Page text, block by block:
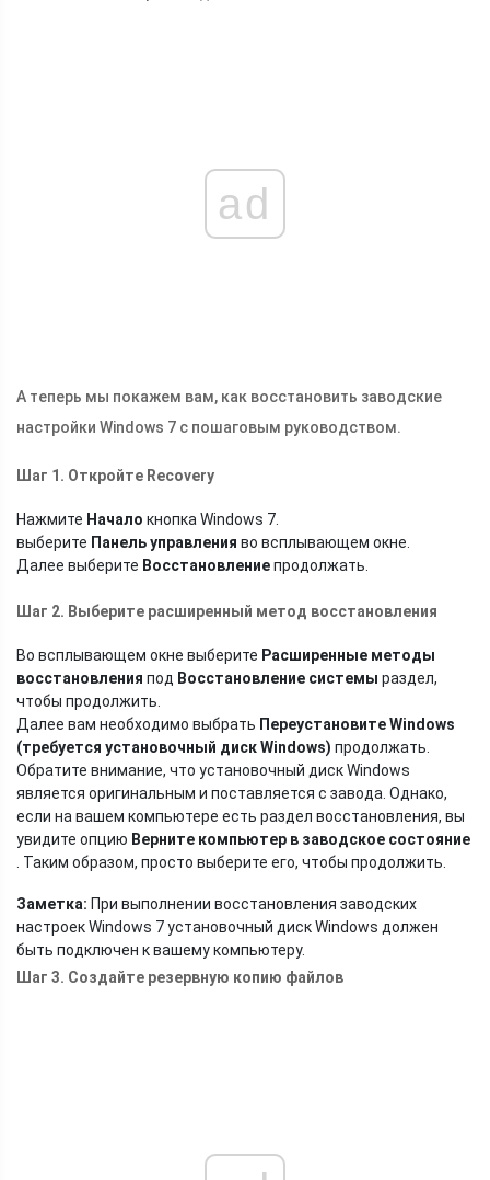
ad
А теперь мы покажем вам, как восстановить заводские
настройки Windows 7 с пошаговым руководством.
Шаг 1. Откройте Recovery
Нажмите Начало кнопка Windows 7.
выберите Панель управления во всплывающем окне.
Далее выберите Восстановлениепродолжать.
Шаг 2. Выберите расширенный метод восстановления
Во всплывающем окне выберите Расширенные методы
восстановления под Восстановление системы раздел,
чтобы продолжить.
Далее вам необходимо выбрать Переустановите Windows
(требуется установочный диск Windows) продолжать.
Обратите внимание, что установочный диск Windows
является оригинальным и поставляется с завода. Однако,
если на вашем компьютере есть раздел восстановления, вы
увидите опцию Верните компьютер в заводское состояние
. Таким образом, просто выберите его, чтобы продолжить.
Заметка: При выполнении восстановления заводских
настроек Windows 7 установочный диск Windows должен
быть подключен к вашему компьютеру.
Шаг 3. Создайте резервную копию файлов